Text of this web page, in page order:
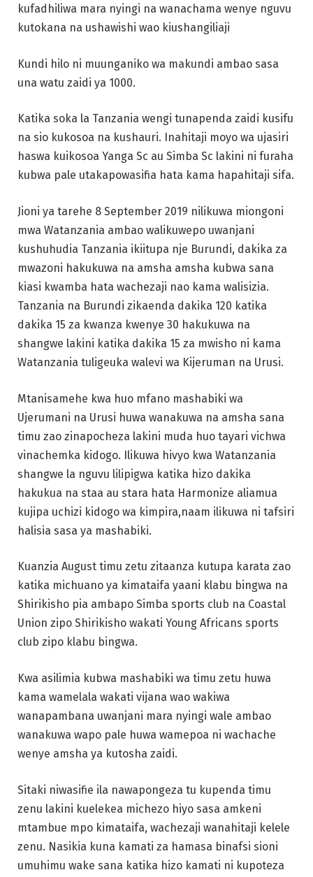
kufadhiliwa mara nyingi na wanachama wenye nguvu
kutokana na ushawishi wao kiushangiliaji
Kundi hilo ni muunganiko wa makundi ambao sasa
una watu zaidi ya 1000.
Katika soka la Tanzania wengi tunapenda zaidi kusifu
na sio kukosoa na kushauri. Inahitaji moyo wa ujasiri
haswa kuikosoa Yanga Sc au Simba Sc lakini ni furaha
kubwa pale utakapowasifia hata kama hapahitaji sifa.
Jioni ya tarehe 8 September 2019 nilikuwa miongoni
mwa Watanzania ambao walikuwepo uwanjani
kushuhudia Tanzania ikiitupa nje Burundi, dakika za
mwazoni hakukuwa na amsha amsha kubwa sana
kiasi kwamba hata wachezaji nao kama walisizia.
Tanzania na Burundi zikaenda dakika 120 katika
dakika 15 za kwanza kwenye 30 hakukuwa na
shangwe lakini katika dakika 15 za mwisho ni kama
Watanzania tuligeuka walevi wa Kijeruman na Urusi.
Mtanisamehe kwa huo mfano mashabiki wa
Ujerumani na Urusi huwa wanakuwa na amsha sana
timu zao zinapocheza lakini muda huo tayari vichwa
vinachemka kidogo. Ilikuwa hivyo kwa Watanzania
shangwe la nguvu lilipigwa katika hizo dakika
hakukua na staa au stara hata Harmonize aliamua
kujipa uchizi kidogo wa kimpira,naam ilikuwa ni tafsiri
halisia sasa ya mashabiki.
Kuanzia August timu zetu zitaanza kutupa karata zao
katika michuano ya kimataifa yaani klabu bingwa na
Shirikisho pia ambapo Simba sports club na Coastal
Union zipo Shirikisho wakati Young Africans sports
club zipo klabu bingwa.
Kwa asilimia kubwa mashabiki wa timu zetu huwa
kama wamelala wakati vijana wao wakiwa
wanapambana uwanjani mara nyingi wale ambao
wanakuwa wapo pale huwa wamepoa ni wachache
wenye amsha ya kutosha zaidi.
Sitaki niwasifie ila nawapongeza tu kupenda timu
zenu lakini kuelekea michezo hiyo sasa amkeni
mtambue mpo kimataifa, wachezaji wanahitaji kelele
zenu. Nasikia kuna kamati za hamasa binafsi sioni
umuhimu wake sana katika hizo kamati ni kupoteza